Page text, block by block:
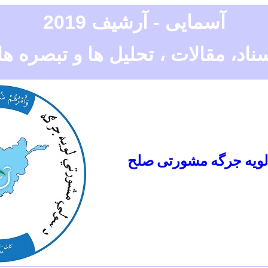
آسمایی - آرشیف 2019
مقالات ، تحلیل ها و تبصره
جرگه مشورتی صلح